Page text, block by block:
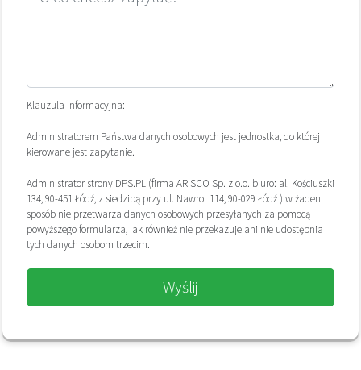
Klauzula informacyjna:
Administratorem Państwa danych osobowych jest jednostka, do której
kierowane jest zapytanie.
Administrator strony DPS.PL (firma ARISCO Sp. z o.o. biuro: al. Kościuszki
134, 90-451 Łódź, z siedzibą przy ul. Nawrot 114, 90-029 Łódź ) w żaden
sposób nie przetwarza danych osobowych przesyłanych za pomocą
powyższego formularza, jak również nie przekazuje ani nie udostępnia
tych danych osobom trzecim.
Wyślij